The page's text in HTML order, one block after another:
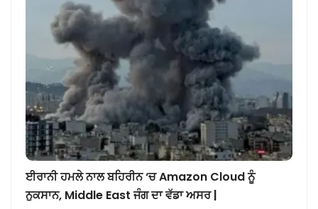
ਈਰਾਨੀ ਹਮਲੇ ਨਾਲ ਬਹਿਰੀਨ ‘ਚ Amazon Cloud ਨੂੰ
ਨੁਕਸਾਨ, Middle East ਜੰਗ ਦਾ ਵੱਡਾ ਅਸਰ |